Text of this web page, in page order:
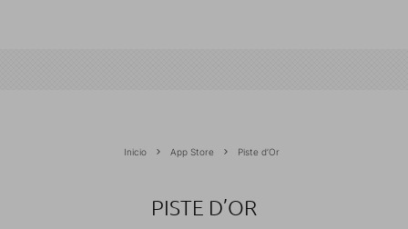
Inicio App Store Piste d’Or
PISTE D’OR